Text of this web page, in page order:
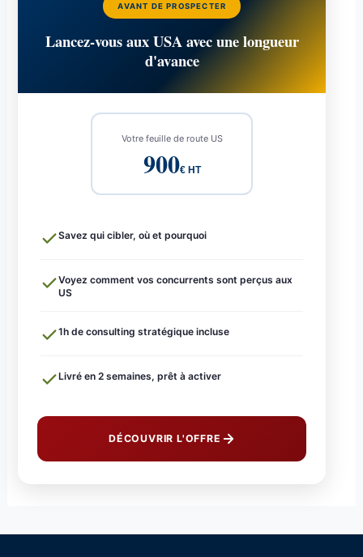
AVANT DE PROSPECTER
Lancez-vous aux USA avec une longueur
d'avance
Votre feuille de route US
900€ HT
Savez qui cibler, où et pourquoi
Voyez comment vos concurrents sont perçus aux
US
1h de consulting stratégique incluse
Livré en 2 semaines, prêt à activer
DÉCOUVRIR L'OFFRE